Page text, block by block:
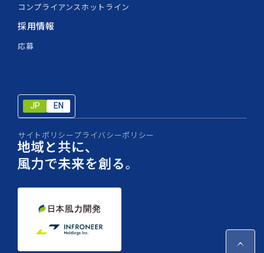
JP EN
コンプライアンスホットライン
採用情報
応募
JP EN
サイトポリシープライバシーポリシー